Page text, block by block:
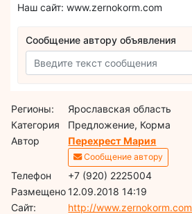
Наш сайт: www.zernokorm.com
Сообщение автору объявления
Регионы:
Ярославская область
Категория
Предложение, Корма
Автор
Перехрест Мария
Сообщение автору
Телефон
+7 (920) 2225004
Размещено12.09.2018 14:19
Сайт:
http://www.zernokorm.com